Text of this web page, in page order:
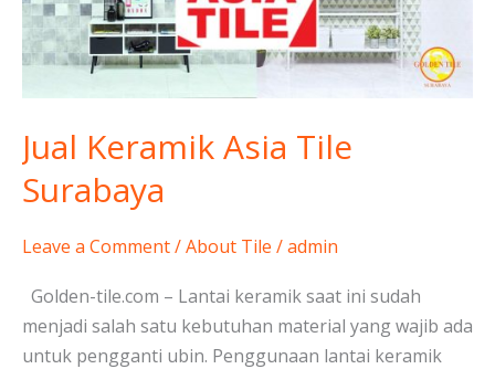
Jual Keramik Asia Tile
Surabaya
Leave a Comment/About Tile /admin
Golden-tile.com – Lantai keramik saat ini sudah
menjadi salah satu kebutuhan material yang wajib ada
untuk pengganti ubin. Penggunaan lantai keramik
Surabaya